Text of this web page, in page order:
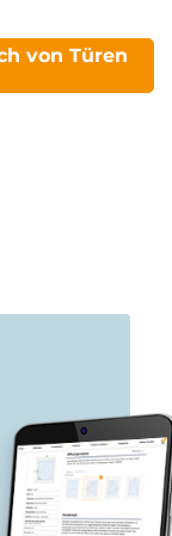
von Türen